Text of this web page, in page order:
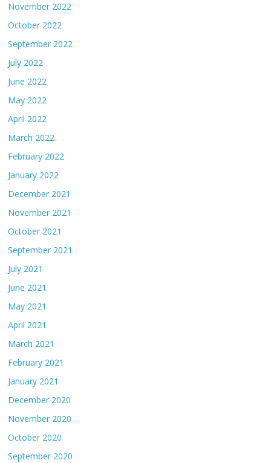
November 2022
October 2022
September 2022
July 2022
June 2022
May 2022
April 2022
March 2022
February 2022
January 2022
December 2021
November 2021
October 2021
September 2021
July 2021
June 2021
May 2021
April 2021
March 2021
February 2021
January 2021
December 2020
November 2020
October 2020
September 2020